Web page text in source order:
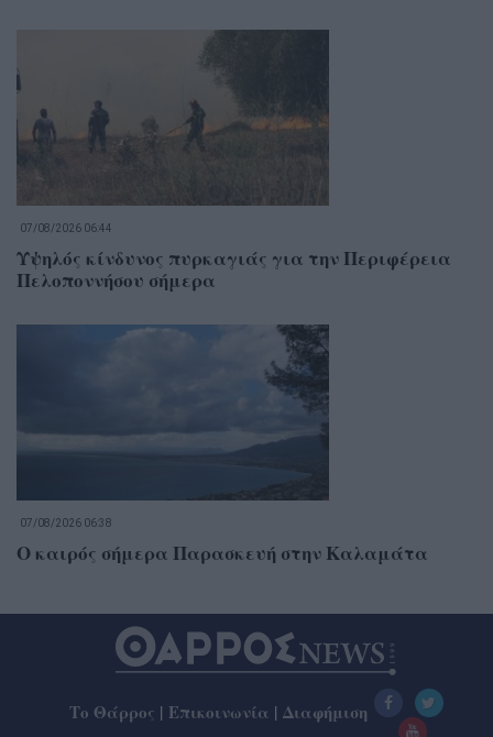
07/08/2026 06:44
Υψηλός κίνδυνος πυρκαγιάς για την Περιφέρεια
Πελοποννήσου σήμερα
07/08/2026 06:38
Ο καιρός σήμερα Παρασκευή στην Καλαμάτα
Το Θάρρος | Επικοινωνία | Διαφήμιση